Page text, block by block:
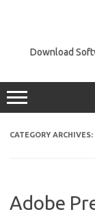
Download
CATEGORY ARCHIVES:
Adobe